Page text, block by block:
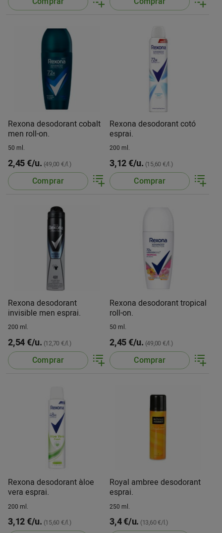
Rexona desodorant cobalt
men roll-on.
50 ml.
2,45 €/u. (49,00 €/l.)
Comprar
Rexona desodorant cotó
esprai.
200 ml.
3,12 €/u. (15,60 €/l.)
Comprar
Rexona desodorant
invisible men esprai.
200 ml.
2,54 €/u. (12,70 €/l.)
Comprar
Rexona desodorant tropical
roll-on.
50 ml.
2,45 €/u. (49,00 €/l.)
Comprar
Rexona desodorant àloe
vera esprai.
200 ml.
3,12 €/u. (15,60 €/l.)
Royal ambree desodorant
esprai.
250 ml.
3,4 €/u. (13,60 €/l.)